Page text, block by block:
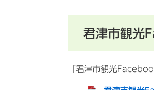
君津市観光
「君津市観光